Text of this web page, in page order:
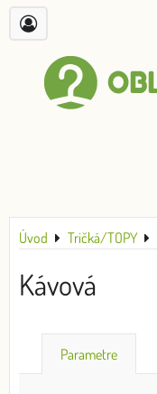
Úvod Tričká/TOPY
Kávová
Parametre